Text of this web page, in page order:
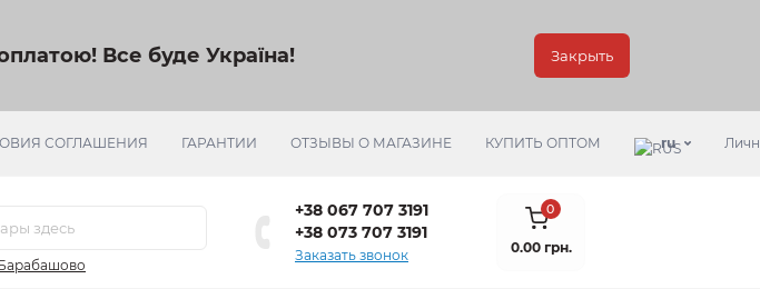
Все буде Україна! Закрыть
СОГЛАШЕНИЯ ГАРАНТИИ ОТЗЫВЫ О МАГАЗИНЕ КУПИТЬ ОПТОМ ru
+38 067 707 3191
+38 073 707 3191
Заказать звонок
0
0.00 грн.